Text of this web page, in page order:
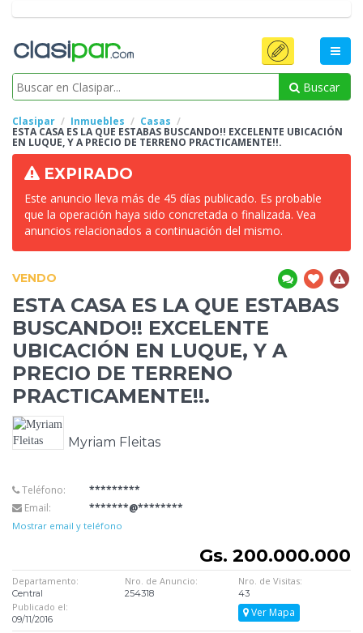
Buscar
Clasipar Inmuebles Casas
ESTA CASA ES LA QUE ESTABAS BUSCANDO!! EXCELENTE UBICACIÓN
EN LUQUE, Y A PRECIO DE TERRENO PRACTICAMENTE!!.
EXPIRADO
Este anuncio lleva más de 45 días publicado. Es probable
que la operación haya sido concretada o finalizada. Vea
anuncios relacionados a continuación del mismo.
VENDO
ESTA CASA ES LA QUE ESTABAS
BUSCANDO!! EXCELENTE
UBICACIÓN EN LUQUE, Y A
PRECIO DE TERRENO
PRACTICAMENTE!!.
Myriam Fleitas
Teléfono:
*********
Email:
*******@********
Mostrar email y teléfono
Gs. 200.000.000
Departamento:
Central
Nro. de Anuncio:
254318
Nro. de Visitas:
43
Publicado el:
09/11/2016
Ver Mapa